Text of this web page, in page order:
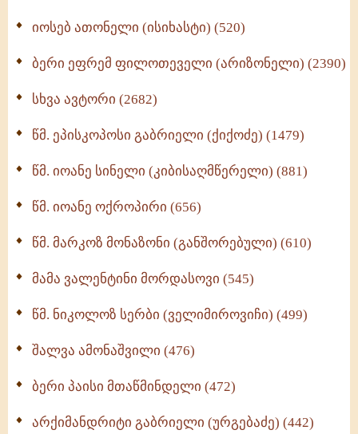
ქადაგებანი გაბრიელ ეპისკოპოსისა - II ტომი
სულიერი ცხოვრების სახელმძღვანელო -
ნაწილი II (369)
იოსებ ათონელი (ისიხასტი) (520)
ბერი ეფრემ ფილოთეველი (არიზონელი) (2390)
სხვა ავტორი (2682)
წმ. ეპისკოპოსი გაბრიელი (ქიქოძე) (1479)
წმ. იოანე სინელი (კიბისაღმწერელი) (881)
წმ. იოანე ოქროპირი (656)
წმ. მარკოზ მონაზონი (განშორებული) (610)
მამა ვალენტინი მორდასოვი (545)
წმ. ნიკოლოზ სერბი (ველიმიროვიჩი) (499)
შალვა ამონაშვილი (476)
ბერი პაისი მთაწმინდელი (472)
არქიმანდრიტი გაბრიელი (ურგებაძე) (442)